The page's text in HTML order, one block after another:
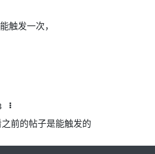
触发一次，
前的帖子是能触发的